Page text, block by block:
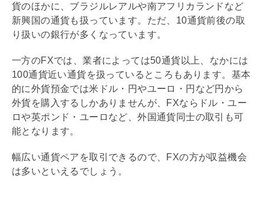
貨のほかに、ブラジルレアルや南アフリカランドなど
新興国の通貨も扱っています。ただ、10通貨前後の取
り扱いの銀行が多くなっています。
一方のFXでは、業者によっては50通貨以上、なかには
100通貨近い通貨を扱っているところもあります。基本
的に外貨預金では米ドル・円やユーロ・円など円から
外貨を購入するしかありませんが、FXならドル・ユー
ロや英ポンド・ユーロなど、外国通貨同士の取引も可
能となります。
幅広い通貨ペアを取引できるので、FXの方が収益機会
は多いといえるでしょう。